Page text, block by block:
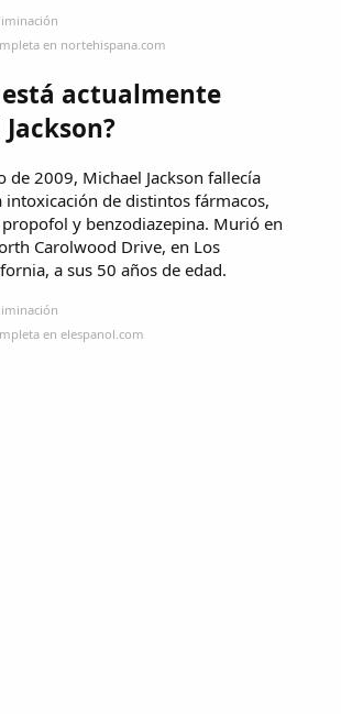
en nortehispana.com
está actualmente
de 2009, Michael Jackson fallecía
intoxicación de distintos fármacos,
y benzodiazepina. Murió en
Carolwood Drive, en Los
a sus 50 años de edad.
en elespanol.com